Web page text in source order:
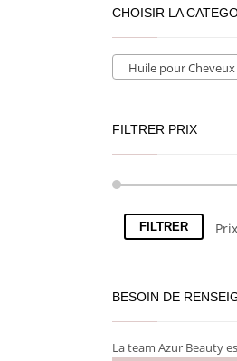
CHOISIR LA
Huile pour
FILTRER PRIX
FILTRER
BESOIN DE
La team Azur Beauty